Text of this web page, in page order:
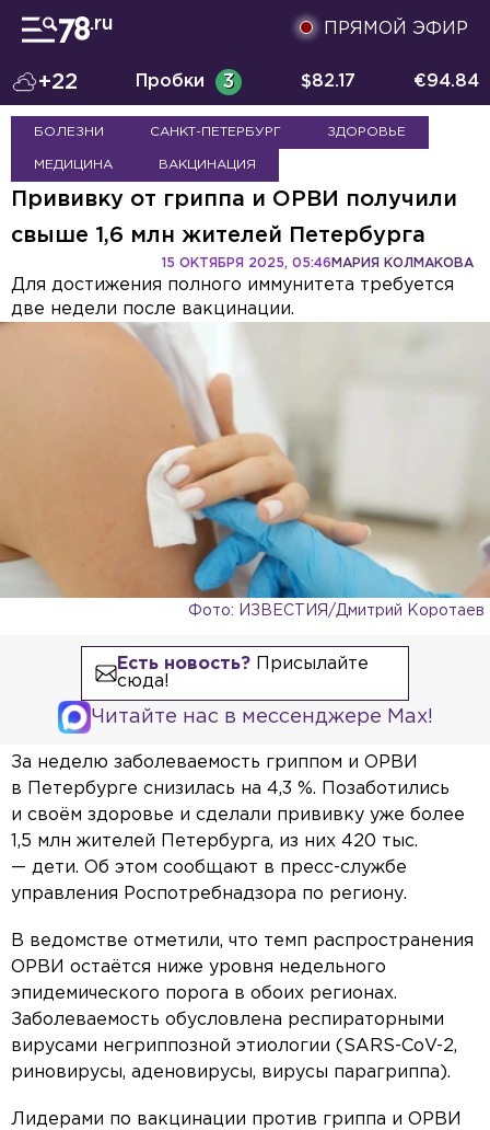
ПРЯМОЙ ЭФИР
+22 Пробки 3 $82.17 €94.84
БОЛЕЗНИ САНКТ-ПЕТЕРБУРГ ЗДОРОВЬЕ
МЕДИЦИНА ВАКЦИНАЦИЯ
Прививку от гриппа и ОРВИ получили
свыше 1,6 млн жителей Петербурга
МАРИЯ КОЛМАКОВА
15 ОКТЯБРЯ 2025, 05:46
Для достижения полного иммунитета требуется
две недели после вакцинации.
Фото: ИЗВЕСТИЯ/Дмитрий Коротаев
Есть новость?Присылайте
сюда!
Читайте нас в мессенджере Max!
За неделю заболеваемость гриппом и ОРВИ
в Петербурге снизилась на 4,3 %. Позаботились
и своём здоровье и сделали прививку уже более
1,5 млн жителей Петербурга, из них 420 тыс.
— дети. Об этом сообщают в пресс-службе
управления Роспотребнадзора по региону.
В ведомстве отметили, что темп распространения
ОРВИ остаётся ниже уровня недельного
эпидемического порога в обоих регионах.
Заболеваемость обусловлена респираторными
вирусами негриппозной этиологии (SARS-CoV-2,
риновирусы, аденовирусы, вирусы парагриппа).
Лидерами по вакцинации против гриппа и ОРВИ